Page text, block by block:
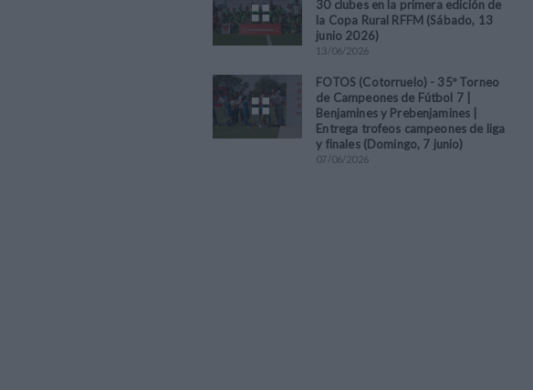
30 clubes en la primera edición de
la Copa Rural RFFM (Sábado, 13
junio 2026)
13/06/2026
FOTOS (Cotorruelo) - 35º Torneo
de Campeones de Fútbol 7 |
Benjamines y Prebenjamines |
Entrega trofeos campeones de liga
y finales (Domingo, 7 junio)
07/06/2026